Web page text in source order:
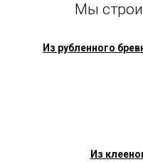
Мы
Из рубленного
Из